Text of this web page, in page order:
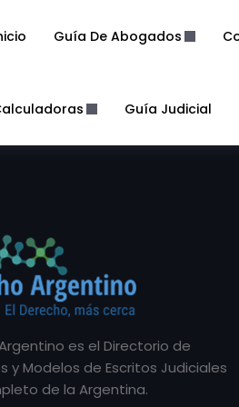
Guía De Abogados
Guía Judicial
es el Directorio de
y Modelos de Escritos Judiciales
de la Argentina.